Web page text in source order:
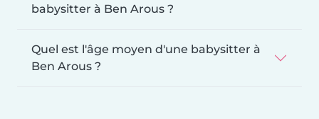
babysitter à Ben Arous ?
Quel est l'âge moyen d'une babysitter à
Ben Arous ?